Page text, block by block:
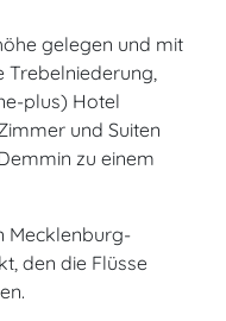
gelegen und mit
Trebelniederung,
plus) Hotel
und Suiten
zu einem
Mecklenburg-
den die Flüsse